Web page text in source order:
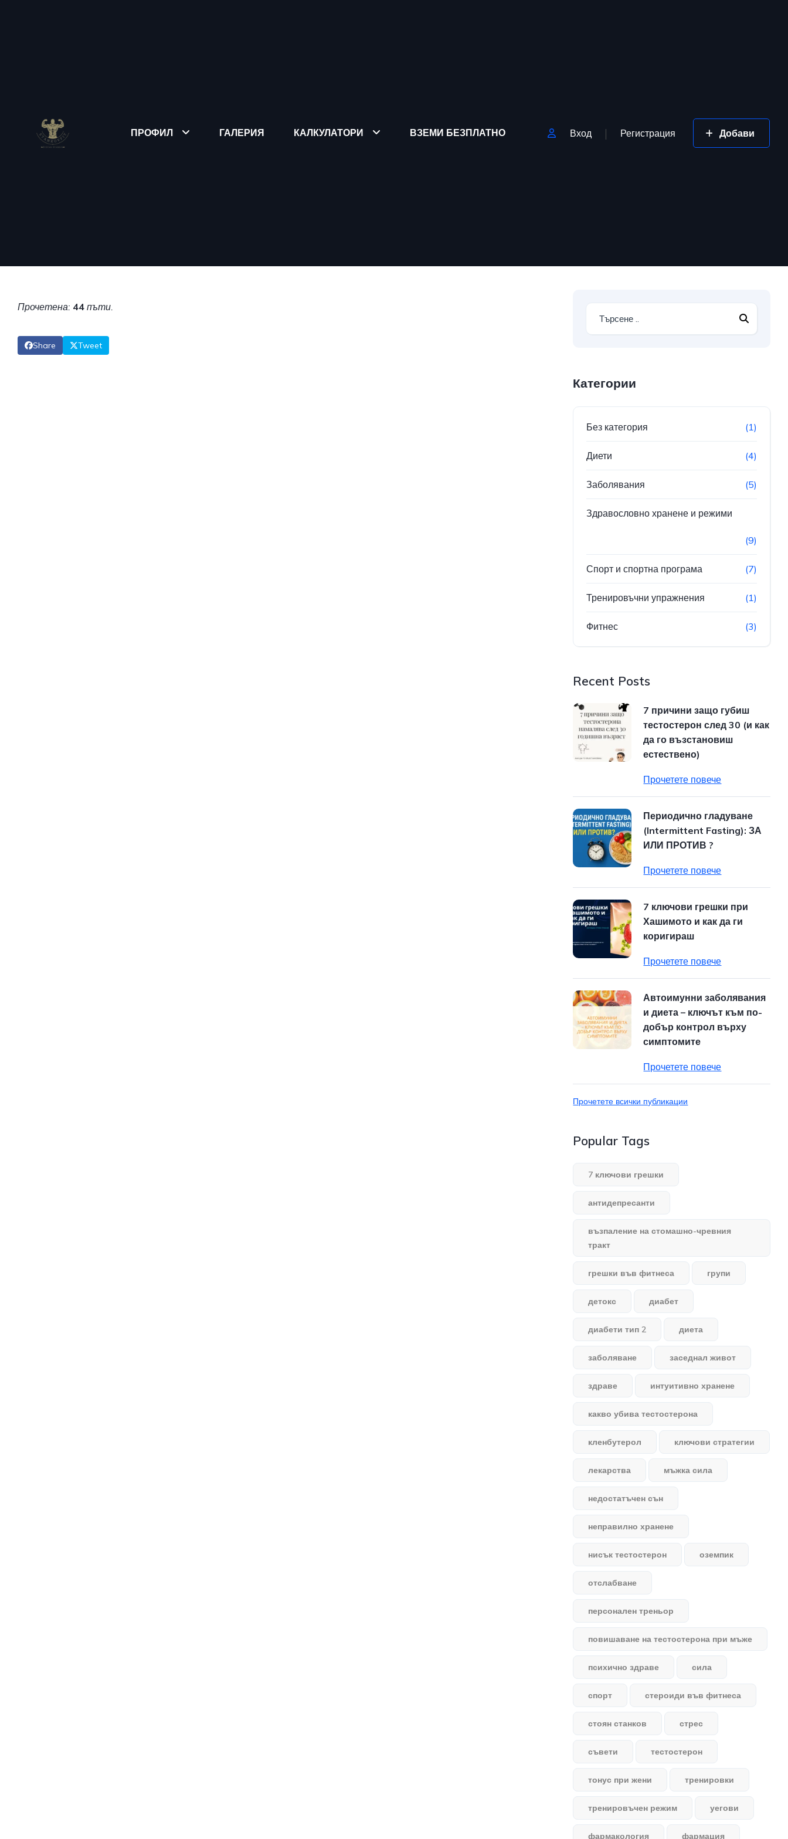
ПРОФИЛ ГАЛЕРИЯ КАЛКУЛАТОРИ ВЗЕМИ БЕЗПЛАТНО Вход Регистрация Добави
Прочетена: 44 пъти.
Share Tweet
Категории
Без категория (1)
Диети (4)
Заболявания (5)
Здравословно хранене и режими
(9)
Спорт и спортна програма (7)
Тренировъчни упражнения (1)
Фитнес (3)
Recent Posts
7 причини защо губиш
тестостерон след 30 (и как
да го възстановиш
естествено)
Прочетете повече
Периодично гладуване
(Intermittent Fasting): ЗА
ИЛИ ПРОТИВ ?
Прочетете повече
7 ключови грешки при
Хашимото и как да ги
коригираш
Прочетете повече
Автоимунни заболявания
и диета – ключът към по-
добър контрол върху
симптомите
Прочетете повече
Прочетете всички публикации
Popular Tags
7 ключови грешки
антидепресанти
възпаление на стомашно-чревния
тракт
грешки във фитнеса групи
детокс диабет
диабети тип 2 диета
заболяване заседнал живот
здраве интуитивно хранене
какво убива тестостерона
кленбутерол ключови стратегии
лекарства мъжка сила
недостатъчен сън
неправилно хранене
нисък тестостерон оземпик
отслабване
персонален треньор
повишаване на тестостерона при мъже
психично здраве сила
спорт стероиди във фитнеса
стоян станков стрес
съвети тестостерон
тонус при жени тренировки
тренировъчен режим уегови
фармакология фармация